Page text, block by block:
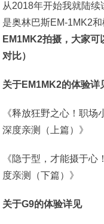
从2018年开始我就陆续
是奥林巴斯EM-1MK2和
EM1MK2拍摄，大家
对比）
关于EM1MK2的体验详
《释放狂野之心！职
深度亲测（上篇）》
《隐于型，才能摄于
度亲测（下篇）》
关于G9的体验详见